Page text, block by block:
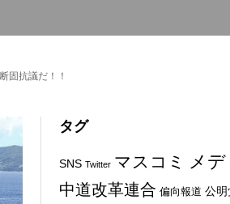
固抗議だ！！
タグ
SNS Twitter マスコミ メ
中道改革連合 偏向報道 公明